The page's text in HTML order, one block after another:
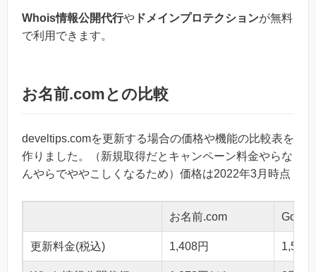
Whois情報公開代行や ドメインプロテクションが無料
で利用できます。
お名前.comとの比較
develtips.comを更新する場合の価格や機能の比較表を
作りました。（新規取得だとキャンペーン料金やらな
んやらでややこしくなるため）価格は2022年3月時点
お名前.com
更新料金(税込) 1,408円 1,540